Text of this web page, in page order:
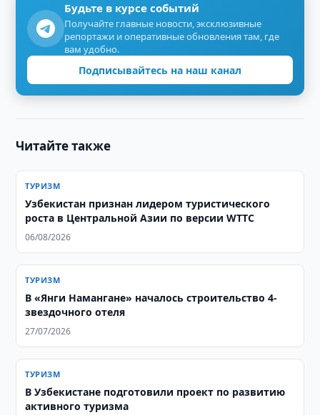
Будьте в курсе событий
Получайте главные новости, эксклюзивные
репортажи и оперативные обновления там, где
вам удобно.
Подписывайтесь на наш канал
Читайте также
ТУРИЗМ
Узбекистан признан лидером туристического
роста в Центральной Азии по версии WTTC
06/08/2026
ТУРИЗМ
В «Янги Намангане» началось строительство 4-
звездочного отеля
27/07/2026
ТУРИЗМ
В Узбекистане подготовили проект по развитию
активного туризма